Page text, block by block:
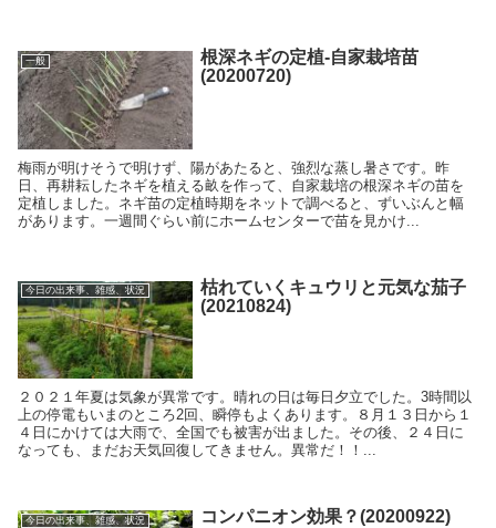
一般
根深ネギの定植-自家栽培苗
(20200720)
梅雨が明けそうで明けず、陽があたると、強烈な蒸し暑さです。昨
日、再耕耘したネギを植える畝を作って、自家栽培の根深ネギの苗を
定植しました。ネギ苗の定植時期をネットで調べると、ずいぶんと幅
があります。一週間ぐらい前にホームセンターで苗を見かけ...
今日の出来事、雑感、状況
枯れていくキュウリと元気な茄子
(20210824)
２０２１年夏は気象が異常です。晴れの日は毎日夕立でした。3時間以
上の停電もいまのところ2回、瞬停もよくあります。８月１３日から１
４日にかけては大雨で、全国でも被害が出ました。その後、２４日に
なっても、まだお天気回復してきません。異常だ！！...
今日の出来事、雑感、状況 コンパニオン効果？(20200922)